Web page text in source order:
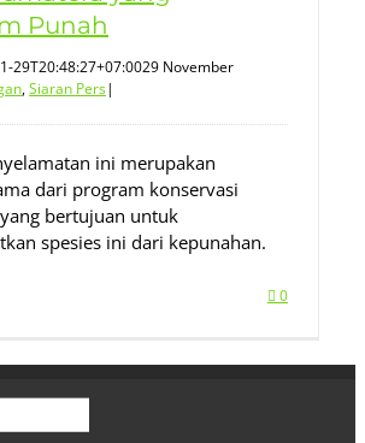
Punah
29T20:48:27+07:0029 November
,Siaran Pers|
ini merupakan
dari program konservasi
bertujuan untuk
spesies ini dari kepunahan.
0